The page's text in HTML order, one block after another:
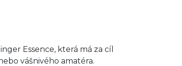
Essence, která má za cíl
vášnivého amatéra.